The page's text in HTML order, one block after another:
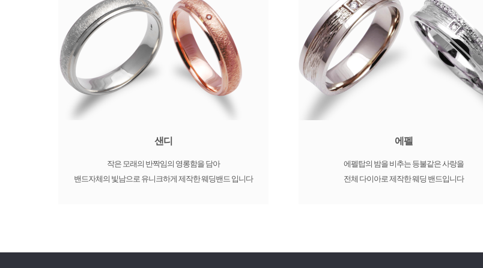
샌디
작은 모래의 반짝임의 영롱함을 담아
밴드자체의 빛남으로 유니크하게 제작한 웨딩밴드 입니다
에펠
에펠탑의 밤을 비추는 등불같은 사랑을
전체 다이아로 제작한 웨딩 밴드입니다